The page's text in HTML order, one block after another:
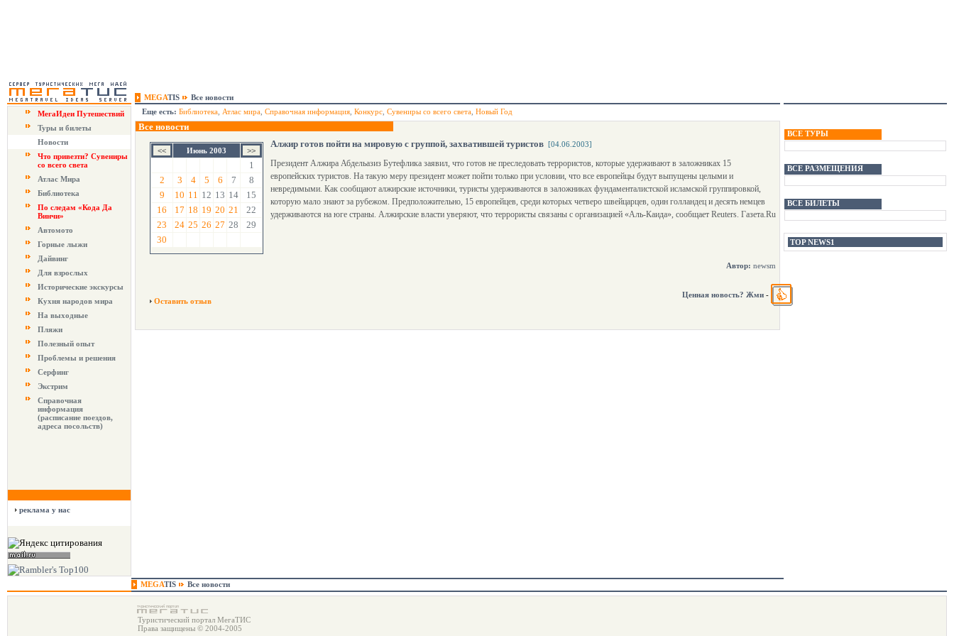
MEGATIS
Все новости
МегаИдеи Путешествий
Туры и билеты
Новости
Что привезти? Сувениры
со всего света
Атлас Мира
Библиотека
По следам «Кода Да
Винчи»
Автомото
Горные лыжи
Дайвинг
Для взрослых
Исторические экскурсы
Кухня народов мира
На выходные
Пляжи
Полезный опыт
Проблемы и решения
Серфинг
Экстрим
Справочная
информация
(расписание поездов,
адреса посольств)
реклама у нас
Еще есть: Библиотека Атлас мира Справочная информация Конкурс Сувениры со всего света Новый Год
Все новости
Июнь 2003
1
2
3 4 5 6 7
8
9
10 11 12 13 14
15
16
17 18 19 20 21
22
23
24 25 26 27 28
29
30
Алжир готов пойти на мировую с группой, захватившей туристов [04.06.2003]
Президент Алжира Абдельазиз Бутефлика заявил, что готов не преследовать террористов, которые удерживают в заложниках 15
европейских туристов. На такую меру президент может пойти только при условии, что все европейцы будут выпущены целыми и
невредимыми. Как сообщают алжирские источники, туристы удерживаются в заложниках фундаменталистской исламской группировкой,
которую мало знают за рубежом. Предположительно, 15 европейцев, среди которых четверо швейцарцев, один голландец и десять немцев
удерживаются на юге страны. Алжирские власти уверяют, что террористы связаны с организацией «Аль-Каида», сообщает Reuters. Газета.Ru
Автор: newsm
Оставить отзыв
Ценная новость? Жми -
ВСЕ ТУРЫ
ВСЕ РАЗМЕЩЕНИЯ
ВСЕ БИЛЕТЫ
TOP NEWS1
MEGATIS Все новости
Туристический портал МегаТИС
Права защищены © 2004-2005